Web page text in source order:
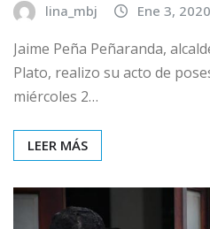
lina_mbj Ene 3, 2020
Jaime Peña Peñaranda,
Plato, realizo su acto de
miércoles 2…
LEER MÁS